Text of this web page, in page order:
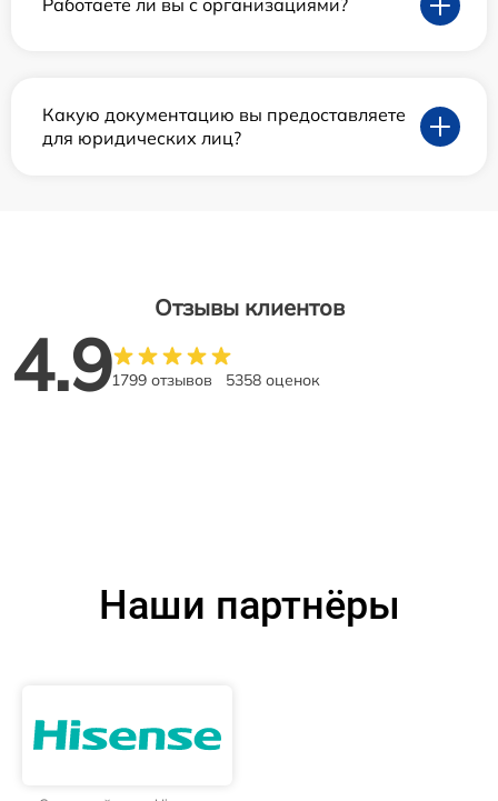
Работаете ли вы с организациями?
Какую документацию вы предоставляете
для юридических лиц?
Отзывы клиентов
4.91799 отзывов 5358 оценок
Наши партнёры